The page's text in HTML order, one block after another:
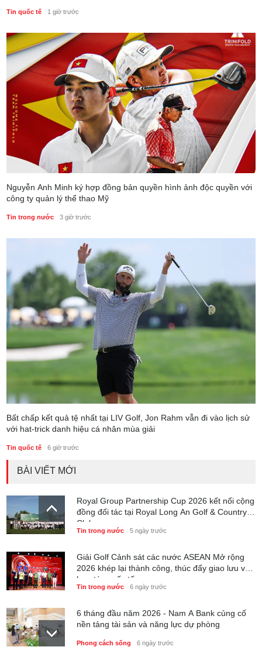
Tin quốc tế 1 giờ trước
Nguyễn Anh Minh ký hợp đồng bản quyền hình ảnh độc quyền với
công ty quản lý thể thao Mỹ
Tin trong nước 3 giờ trước
Bất chấp kết quả tệ nhất tại LIV Golf, Jon Rahm vẫn đi vào lịch sử
với hat-trick danh hiệu cá nhân mùa giải
Tin quốc tế 6 giờ trước
BÀI VIẾT MỚI
Royal Group Partnership Cup 2026 kết nối cộng
đồng đối tác tại Royal Long An Golf & Country
Club
Tin trong nước 5 ngày trước
Giải Golf Cảnh sát các nước ASEAN Mở rộng
2026 khép lại thành công, thúc đẩy giao lưu và
hợp tác quốc tế
Tin trong nước 6 ngày trước
6 tháng đầu năm 2026 - Nam A Bank củng cố
nền tảng tài sản và năng lực dự phòng
Phong cách sống 6 ngày trước